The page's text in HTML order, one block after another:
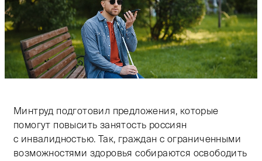
Минтруд подготовил предложения, которые
помогут повысить занятость россиян
с инвалидностью. Так, граждан с ограниченными
возможностями здоровья собираются освободить